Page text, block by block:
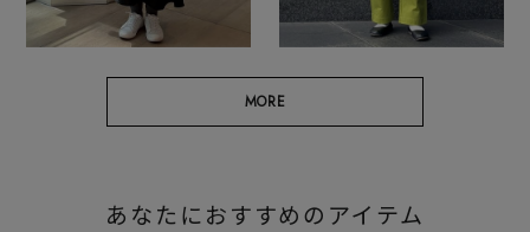
MORE
あなたにおすすめのアイテム